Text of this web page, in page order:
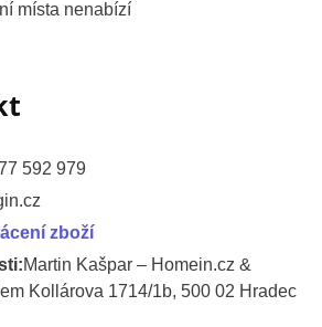
místa nenabízí
592 979
zboží
Martin Kašpar – Homein.cz &
Kollárova 1714/1b, 500 02 Hradec